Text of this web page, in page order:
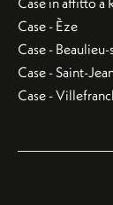
Case - Èze
Case -
Case - Saint-
Case -